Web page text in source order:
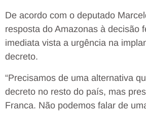
De acordo com o deputado
resposta do Amazonas à decisão
imediata vista a urgência na
decreto.
“Precisamos de uma alternativa
decreto no resto do país, mas
Franca. Não podemos falar de